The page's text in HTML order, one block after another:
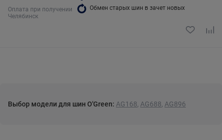
Оплата при получении
Челябинск
Обмен старых шин в зачет новых
Выбор модели для шин O'Green: AG168, AG688, AG896